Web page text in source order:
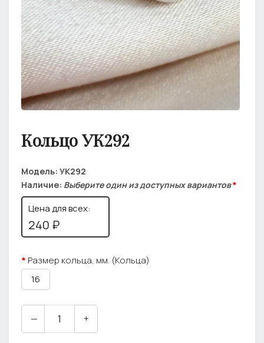
Кольцо УК292
Модель: УК292
Наличие: Выберите один из доступных вариантов*
Цена для всех:
240 ₽
Размер кольца, мм. (Кольца)
16
— +